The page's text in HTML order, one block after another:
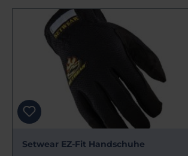
Setwear EZ-Fit Handschuhe